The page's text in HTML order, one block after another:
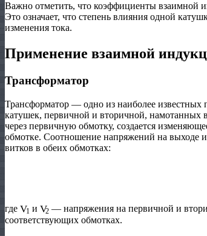
Важно отметить, что коэффициенты взаимной
Это означает, что степень влияния одной
изменения тока.
Применение взаимной
Трансформатор
Трансформатор — одно из наиболее
катушек, первичной и вторичной, намотанных
через первичную обмотку, создается
обмотке. Соотношение напряжений на выходе
витков в обеих обмотках:
где V и V2 — напряжения на первичной и
соответствующих обмотках.